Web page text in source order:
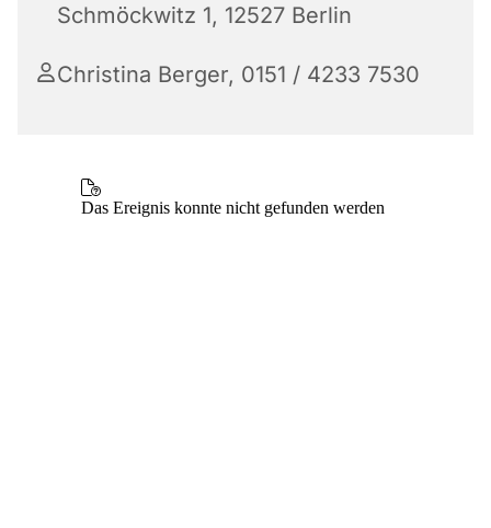
Schmöckwitz 1, 12527 Berlin
Christina Berger, 0151 / 4233 7530